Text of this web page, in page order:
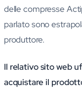
delle compresse
parlato sono
produttore.
Il relativo sito web
acquistare il